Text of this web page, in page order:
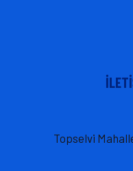
Topselvi